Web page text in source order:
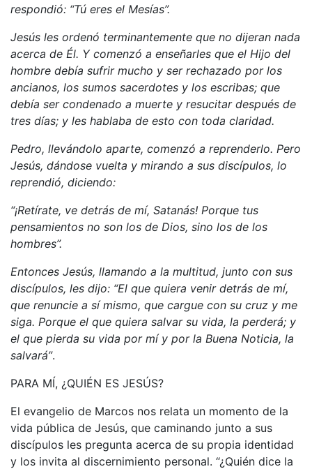
respondió: “Tú eres el Mesías”.
Jesús les ordenó terminantemente que no dijeran nada
acerca de Él. Y comenzó a enseñarles que el Hijo del
hombre debía sufrir mucho y ser rechazado por los
ancianos, los sumos sacerdotes y los escribas; que
debía ser condenado a muerte y resucitar después de
tres días; y les hablaba de esto con toda claridad.
Pedro, llevándolo aparte, comenzó a reprenderlo. Pero
Jesús, dándose vuelta y mirando a sus discípulos, lo
reprendió, diciendo:
“¡Retírate, ve detrás de mí, Satanás! Porque tus
pensamientos no son los de Dios, sino los de los
hombres”.
Entonces Jesús, llamando a la multitud, junto con sus
discípulos, les dijo: “El que quiera venir detrás de mí,
que renuncie a sí mismo, que cargue con su cruz y me
siga. Porque el que quiera salvar su vida, la perderá; y
el que pierda su vida por mí y por la Buena Noticia, la
salvará”.
PARA MÍ, ¿QUIÉN ES JESÚS?
El evangelio de Marcos nos relata un momento de la
vida pública de Jesús, que caminando junto a sus
discípulos les pregunta acerca de su propia identidad
y los invita al discernimiento personal. “¿Quién dice la